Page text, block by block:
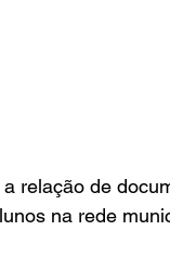
relação de
na rede